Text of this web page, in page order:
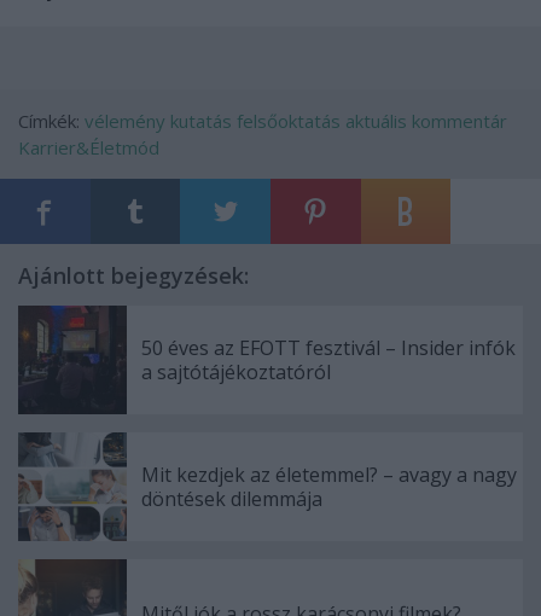
Címkék: vélemény kutatás felsőoktatás aktuális kommentár
Karrier&Életmód
Ajánlott bejegyzések:
50 éves az EFOTT fesztivál – Insider infók
a sajtótájékoztatóról
Mit kezdjek az életemmel? – avagy a nagy
döntések dilemmája